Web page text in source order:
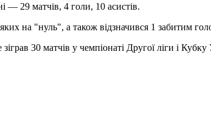
— 29 матчів, 4 голи, 10 асистів.
на "нуль", а також відзначився 1 забитим
30 матчів у чемпіонаті Другої ліги і